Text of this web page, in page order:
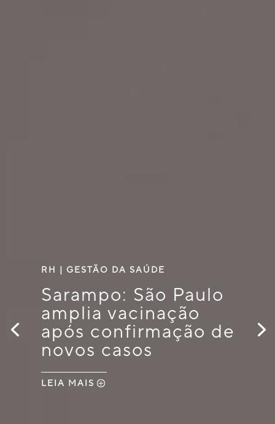
Sarampo: São Paulo
amplia vacinação
após confirmação de
novos casos
RH | GESTÃO DA SAÚDE
LEIA MAIS